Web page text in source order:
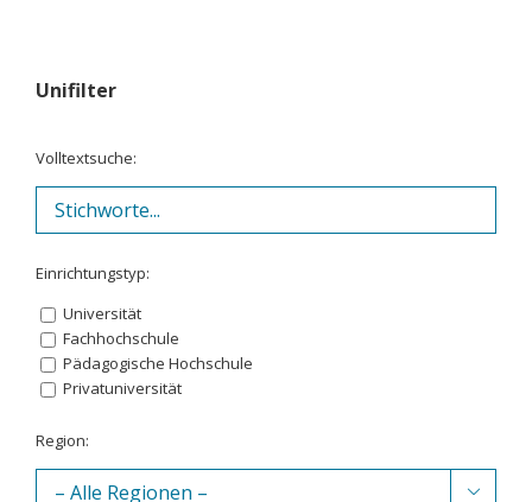
Unifilter
Volltextsuche:
Einrichtungstyp:
Universität
Fachhochschule
Pädagogische Hochschule
Privatuniversität
Region:
